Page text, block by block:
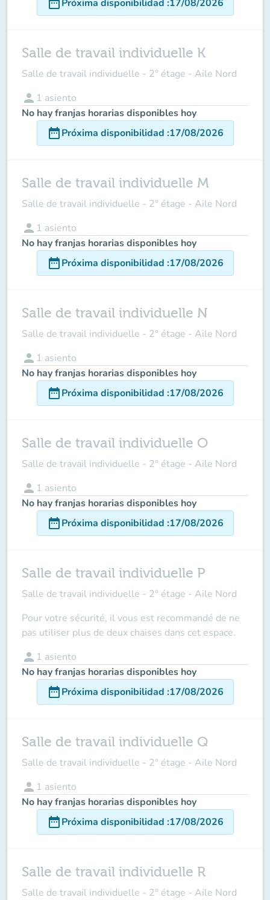
Próxima disponibilidad :17/08/2026
Salle de travail individuelle K
Salle de travail individuelle - 2° étage - Aile Nord
person 1 asiento
No hay franjas horarias disponibles hoy
date_rangePróxima disponibilidad :17/08/2026
Salle de travail individuelle M
Salle de travail individuelle - 2° étage - Aile Nord
person 1 asiento
No hay franjas horarias disponibles hoy
date_rangePróxima disponibilidad :17/08/2026
Salle de travail individuelle N
Salle de travail individuelle - 2° étage - Aile Nord
person 1 asiento
No hay franjas horarias disponibles hoy
date_rangePróxima disponibilidad :17/08/2026
Salle de travail individuelle O
Salle de travail individuelle - 2° étage - Aile Nord
person 1 asiento
No hay franjas horarias disponibles hoy
date_rangePróxima disponibilidad :17/08/2026
Salle de travail individuelle P
Salle de travail individuelle - 2° étage - Aile Nord
Pour votre sécurité, il vous est recommandé de ne
pas utiliser plus de deux chaises dans cet espace.
person 1 asiento
No hay franjas horarias disponibles hoy
date_rangePróxima disponibilidad :17/08/2026
Salle de travail individuelle Q
Salle de travail individuelle - 2° étage - Aile Nord
person 1 asiento
No hay franjas horarias disponibles hoy
date_rangePróxima disponibilidad :17/08/2026
Salle de travail individuelle R
Salle de travail individuelle - 2° étage - Aile Nord